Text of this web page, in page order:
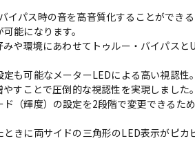
イパス時の音を高音質化することができ
能になります。
や環境にあわせてトゥルー・バイパスと
も可能なメーターLEDによる高い視認性。
すことで圧倒的な視認性を実現しました。
ド（輝度）の設定を2段階で変更できるた
きに両サイドの三角形のLED表示がピ